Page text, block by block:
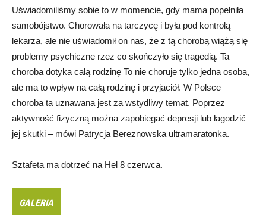
Uświadomiliśmy sobie to w momencie, gdy mama popełniła
samobójstwo. Chorowała na tarczycę i była pod kontrolą
lekarza, ale nie uświadomił on nas, że z tą chorobą wiążą się
problemy psychiczne rzez co skończyło się tragedią. Ta
choroba dotyka całą rodzinę To nie choruje tylko jedna osoba,
ale ma to wpływ na całą rodzinę i przyjaciół. W Polsce
choroba ta uznawana jest za wstydliwy temat. Poprzez
aktywność fizyczną można zapobiegać depresji lub łagodzić
jej skutki – mówi Patrycja Bereznowska ultramaratonka.
Sztafeta ma dotrzeć na Hel 8 czerwca.
GALERIA